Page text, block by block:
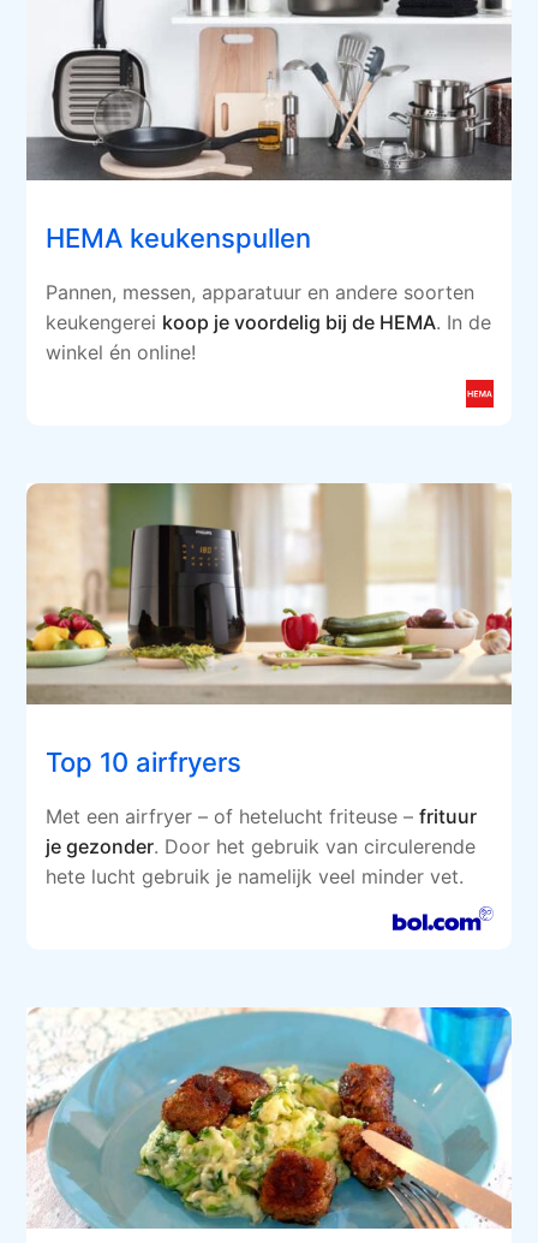
HEMA keukenspullen
Pannen, messen, apparatuur en andere soorten
keukengerei koop je voordelig bij de HEMA. In de
winkel én online!
Top 10 airfryers
Met een airfryer – of hetelucht friteuse –frituur
je gezonder. Door het gebruik van circulerende
hete lucht gebruik je namelijk veel minder vet.